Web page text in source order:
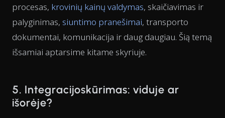
procesas, krovinių kainų valdymas, skaičiavimas ir
palyginimas, siuntimo pranešimai, transporto
dokumentai, komunikacija ir daug daugiau. Šią temą
išsamiai aptarsime kitame skyriuje.
5. Integracijoskūrimas: viduje ar
išorėje?